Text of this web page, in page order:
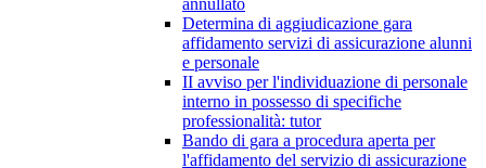
annullato
Determina di aggiudicazione gara
affidamento servizi di assicurazione alunni
e personale
II avviso per l'individuazione di personale
interno in possesso di specifiche
professionalità: tutor
Bando di gara a procedura aperta per
l'affidamento del servizio di assicurazione